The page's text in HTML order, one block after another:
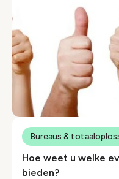
Hoe weet u welke
bieden?
Bureaus &